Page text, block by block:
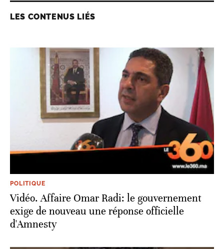
LES CONTENUS LIÉS
POLITIQUE
Vidéo. Affaire Omar Radi: le gouvernement
exige de nouveau une réponse officielle
d'Amnesty